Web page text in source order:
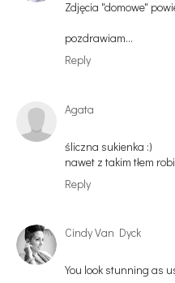
Zdjęcia "domowe"
pozdrawiam...
Reply
Agata
śliczna sukienka :)
nawet z takim tłem
Reply
Cindy Van Dyck
You look stunning as